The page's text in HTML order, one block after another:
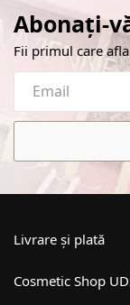
Abonați-
Fii primul care
Livrare și plată
Cosmetic Shop